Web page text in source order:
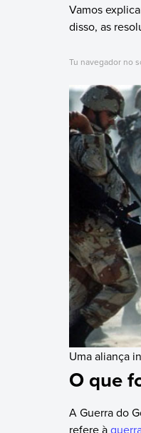
Vamos
disso, as
Tu navegador no
Uma aliança
O que
A Guerra do
refere à